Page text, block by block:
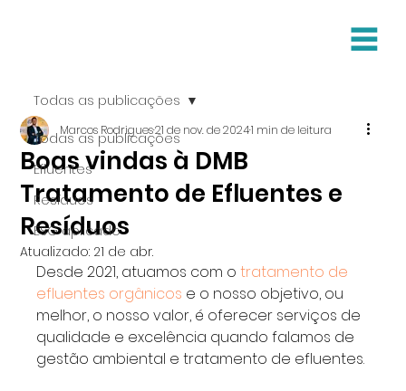
Todas as publicações
Efluentes
Resíduos
ESG aplicado
Todas as publicações
Boas vindas à DMB
Tratamento de Efluentes e
Resíduos
Marcos Rodrigues21 de nov. de 20241 min de leitura
Atualizado: 21 de abr.
Desde 2021, atuamos com o tratamento de
efluentes orgânicos e o nosso objetivo, ou
melhor, o nosso valor, é oferecer serviços de
qualidade e excelência quando falamos de
gestão ambiental e tratamento de efluentes.